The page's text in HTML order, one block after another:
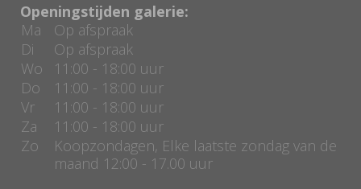
Openingstijden galerie:
Ma
Op afspraak
Di
Op afspraak
Wo
11:00 - 18:00 uur
Do
11:00 - 18:00 uur
Vr
11:00 - 18:00 uur
Za
11:00 - 18:00 uur
Zo
Koopzondagen, Elke laatste zondag van de
maand 12:00 - 17.00 uur